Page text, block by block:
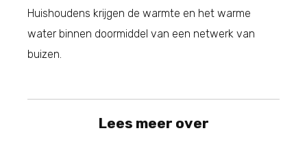
Huishoudens krijgen de warmte en het warme
water binnen doormiddel van een netwerk van
buizen.
Lees meer over